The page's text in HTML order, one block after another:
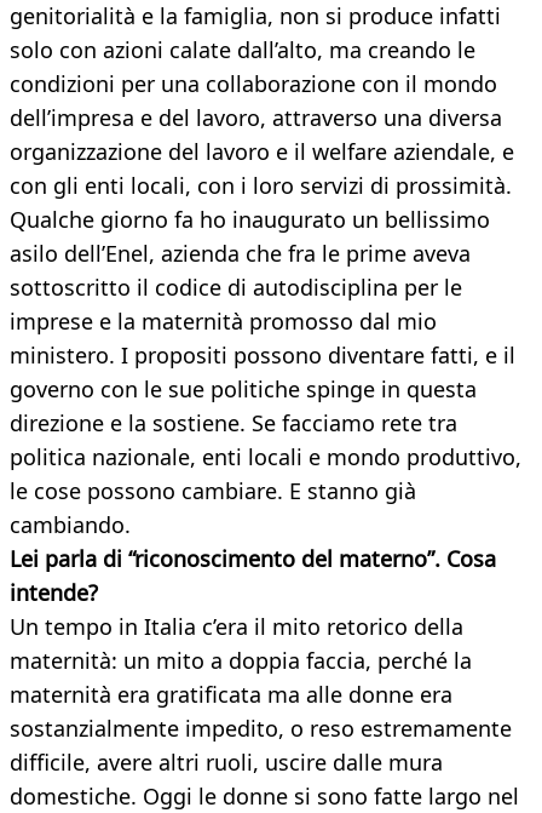
genitorialità e la famiglia, non si produce infatti
solo con azioni calate dall’alto, ma creando le
condizioni per una collaborazione con il mondo
dell’impresa e del lavoro, attraverso una diversa
organizzazione del lavoro e il welfare aziendale, e
con gli enti locali, con i loro servizi di prossimità.
Qualche giorno fa ho inaugurato un bellissimo
asilo dell’Enel, azienda che fra le prime aveva
sottoscritto il codice di autodisciplina per le
imprese e la maternità promosso dal mio
ministero. I propositi possono diventare fatti, e il
governo con le sue politiche spinge in questa
direzione e la sostiene. Se facciamo rete tra
politica nazionale, enti locali e mondo produttivo,
le cose possono cambiare. E stanno già
cambiando.
Lei parla di “riconoscimento del materno”. Cosa
intende?
Un tempo in Italia c’era il mito retorico della
maternità: un mito a doppia faccia, perché la
maternità era gratificata ma alle donne era
sostanzialmente impedito, o reso estremamente
difficile, avere altri ruoli, uscire dalle mura
domestiche. Oggi le donne si sono fatte largo nel